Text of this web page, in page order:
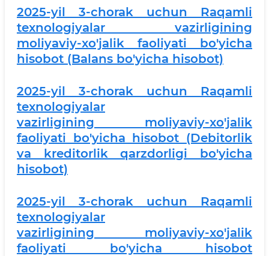
2025-yil 3-chorak uchun Raqamli
texnologiyalar vazirligining
moliyaviy-xo'jalik faoliyati bo'yicha
hisobot (Balans bo'yicha hisobot)
2025-yil 3-chorak uchun Raqamli
texnologiyalar
vazirligining moliyaviy-xo'jalik
faoliyati bo'yicha hisobot (Debitorlik
va kreditorlik qarzdorligi bo'yicha
hisobot)
2025-yil 3-chorak uchun Raqamli
texnologiyalar
vazirligining moliyaviy-xo'jalik
faoliyati bo'yicha hisobot